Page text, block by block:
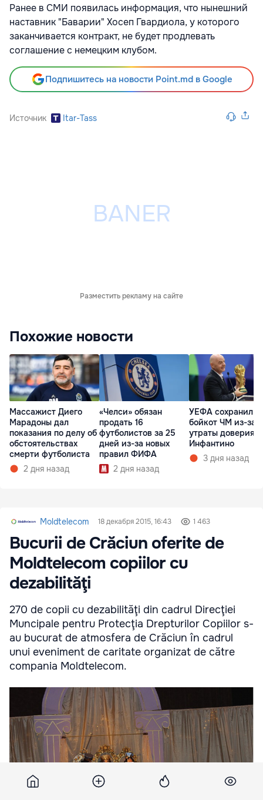
Ранее в СМИ появилась информация, что нынешний
наставник "Баварии" Хосеп Гвардиола, у которого
заканчивается контракт, не будет продлевать
соглашение с немецким клубом.
Подпишитесь на новости Point.md в Google
Источник Itar-Tass
Разместить рекламу на сайте
Похожие новости
Массажист Диего
Марадоны дал
показания по делу об
обстоятельствах
смерти футболиста
2 дня назад
«Челси» обязан
продать 16
футболистов за 25
дней из-за новых
правил ФИФА
2 дня назад
УЕФА сохранил
бойкот ЧМ из-за
утраты доверия к
Инфантино
3 дня назад
Moldtelecom 18 декабря 2015, 16:43 1 463
Bucurii de Crăciun oferite de
Moldtelecom copiilor cu
dezabilităţi
270 de copii cu dezabilităţi din cadrul Direcţiei
Muncipale pentru Protecţia Drepturilor Copiilor s-
au bucurat de atmosfera de Crăciun în cadrul
unui eveniment de caritate organizat de către
compania Moldtelecom.